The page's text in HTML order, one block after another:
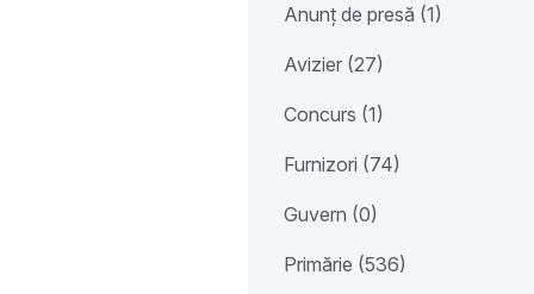
Anunț de presă (1)
Avizier (27)
Concurs (1)
Furnizori (74)
Guvern (0)
Primărie (536)